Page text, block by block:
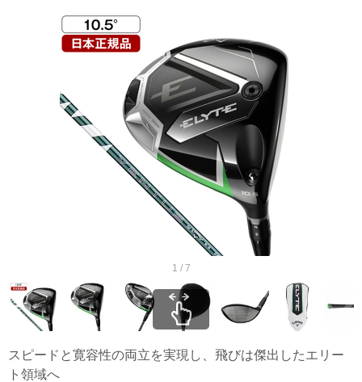
1 / 7
スピードと寛容性の両立を実現し、飛びは傑出したエリー
ト領域へ